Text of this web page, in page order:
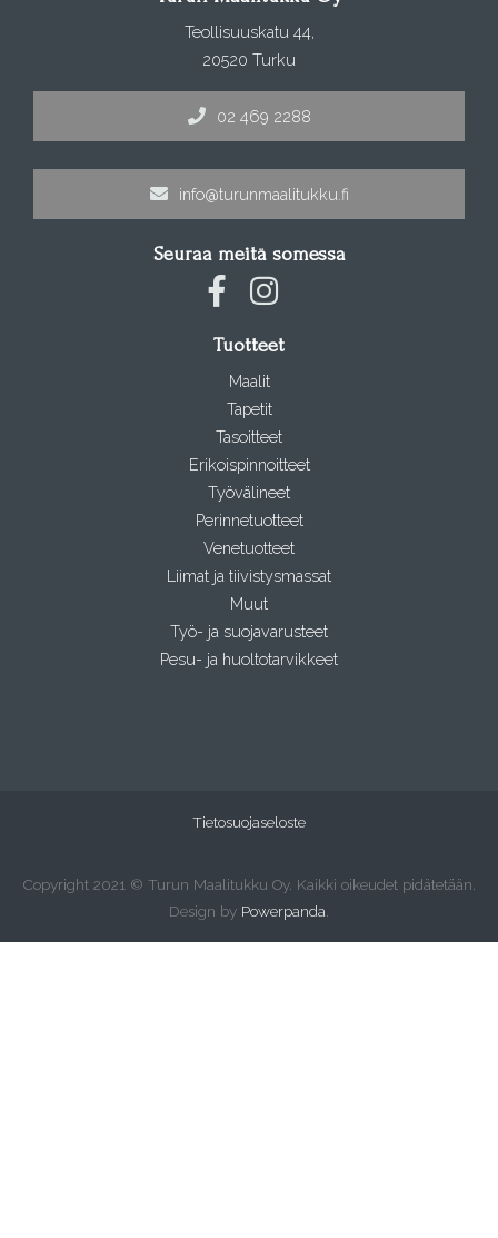
Teollisuuskatu 44,
20520 Turku
02 469 2288
info@turunmaalitukku.fi
Seuraa meitä somessa
Tuotteet
Maalit
Tapetit
Tasoitteet
Erikoispinnoitteet
Työvälineet
Perinnetuotteet
Venetuotteet
Liimat ja tiivistysmassat
Muut
Työ- ja suojavarusteet
Pesu- ja huoltotarvikkeet
Tietosuojaseloste
Copyright 2021 © Turun Maalitukku Oy. Kaikki oikeudet pidätetään.
Design by Powerpanda